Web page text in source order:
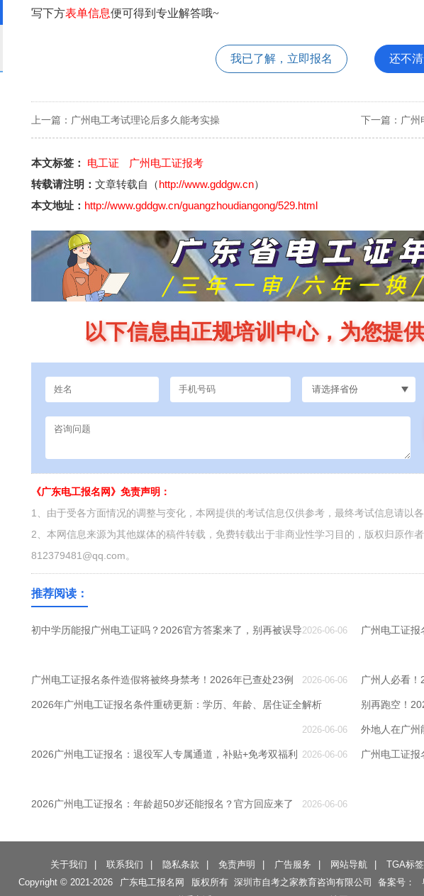
写下方表单信息便可得到专业解答哦~
我已了解，立即报名 还不
上一篇： 广州电工考试理论后多久能考实操 下一篇： 广州
本文标签： 电工证
广州电工证报考
转载请注明： 文章转载自（http://www.gddgw.cn）
本文地址： http://www.gddgw.cn/guangzhoudiangong/529.html
以下信息由正规培训中心，为您提
《广东电工报名网》免责声明：
1、由于受各方面情况的调整与变化，本网提供的考试信息仅供参考，最终考试信息请以
2、本网信息来源为其他媒体的稿件转载，免费转载出于非商业性学习目的，版权归原作
812379481@qq.com。
推荐阅读：
初中学历能报广州电工证吗？2026官方答案来了，别再被误导2026-06-06 广州电工证
广州电工证报名条件造假将被终身禁考！2026年已查处23例 2026-06-06 广州人必看
2026年广州电工证报名条件重磅更新：学历、年龄、居住证全解析
2026-06-06
别再跑空！
外地人在广州
2026广州电工证报名：退役军人专属通道，补贴+免考双福利 2026-06-06 广州电工证
2026广州电工证报名：年龄超50岁还能报名？官方回应来了 2026-06-06
关于我们 联系我们 隐私条款 免责声明 广告服务 网站导航
TGA标签
Copyright © 2021-2026 广东电工报名网 版权所有 深圳市自考之家教育咨询有限公司 备案号：